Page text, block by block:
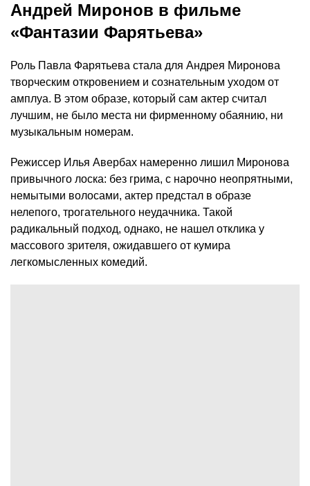
Андрей Миронов в фильме
«Фантазии Фарятьева»
Роль Павла Фарятьева стала для Андрея Миронова
творческим откровением и сознательным уходом от
амплуа. В этом образе, который сам актер считал
лучшим, не было места ни фирменному обаянию, ни
музыкальным номерам.
Режиссер Илья Авербах намеренно лишил Миронова
привычного лоска: без грима, с нарочно неопрятными,
немытыми волосами, актер предстал в образе
нелепого, трогательного неудачника. Такой
радикальный подход, однако, не нашел отклика у
массового зрителя, ожидавшего от кумира
легкомысленных комедий.